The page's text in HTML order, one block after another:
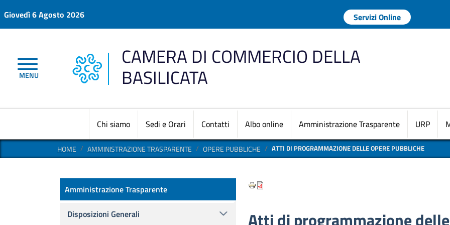
Giovedì 6 Agosto 2026 Menu profilo utente
Servizi Online
MENU
CAMERA DI COMMERCIO DELLA
BASILICATA
Navigazione
Chi siamo Sedi e Orari Contatti Albo online Amministrazione Trasparente URP
HOME AMMINISTRAZIONE TRASPARENTE OPERE PUBBLICHE ATTI DI PROGRAMMAZIONE DELLE OPERE PUBBLICHE
Atti di programmazione
Amministrazione Trasparente
Amministrazione Trasparente
Disposizioni Generali